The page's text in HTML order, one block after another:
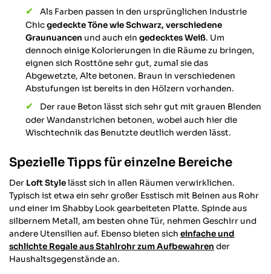
Als Farben passen in den ursprünglichen Industrie
Chicgedeckte Töne wie Schwarz, verschiedene
Graunuancen und auch eingedecktes Weiß. Um
dennoch einige Kolorierungen in die Räume zu bringen,
eignen sich Rosttöne sehr gut, zumal sie das
Abgewetzte, Alte betonen. Braun in verschiedenen
Abstufungen ist bereits in den Hölzern vorhanden.
Der raue Beton lässt sich sehr gut mit grauen Blenden
oder Wandanstrichen betonen, wobei auch hier die
Wischtechnik das Benutzte deutlich werden lässt.
Spezielle Tipps für einzelne Bereiche
Der Loft Stylelässt sich in allen Räumen verwirklichen.
Typisch ist etwa ein sehr großer Esstisch mit Beinen aus Rohr
und einer im Shabby Look gearbeiteten Platte. Spinde aus
silbernem Metall, am besten ohne Tür, nehmen Geschirr und
andere Utensilien auf. Ebenso bieten sich einfache und
schlichte Regale aus Stahlrohr zum Aufbewahren der
Haushaltsgegenstände an.
Anonym
Verifizierter Kunde
Netter Service, schnelle Lieferung
Hilfreich? Ja Teilen
Twitter
Facebook
Zürich, CH,
Verena E
Verifizierter Kunde
Super Qualität und einfach zu montieren.
Hilfreich
Facebook
Anonym
Verifizierter Kunde
Sehr gut verarbeitet und toller Look.
Hilfreich?
Twitter
Facebook